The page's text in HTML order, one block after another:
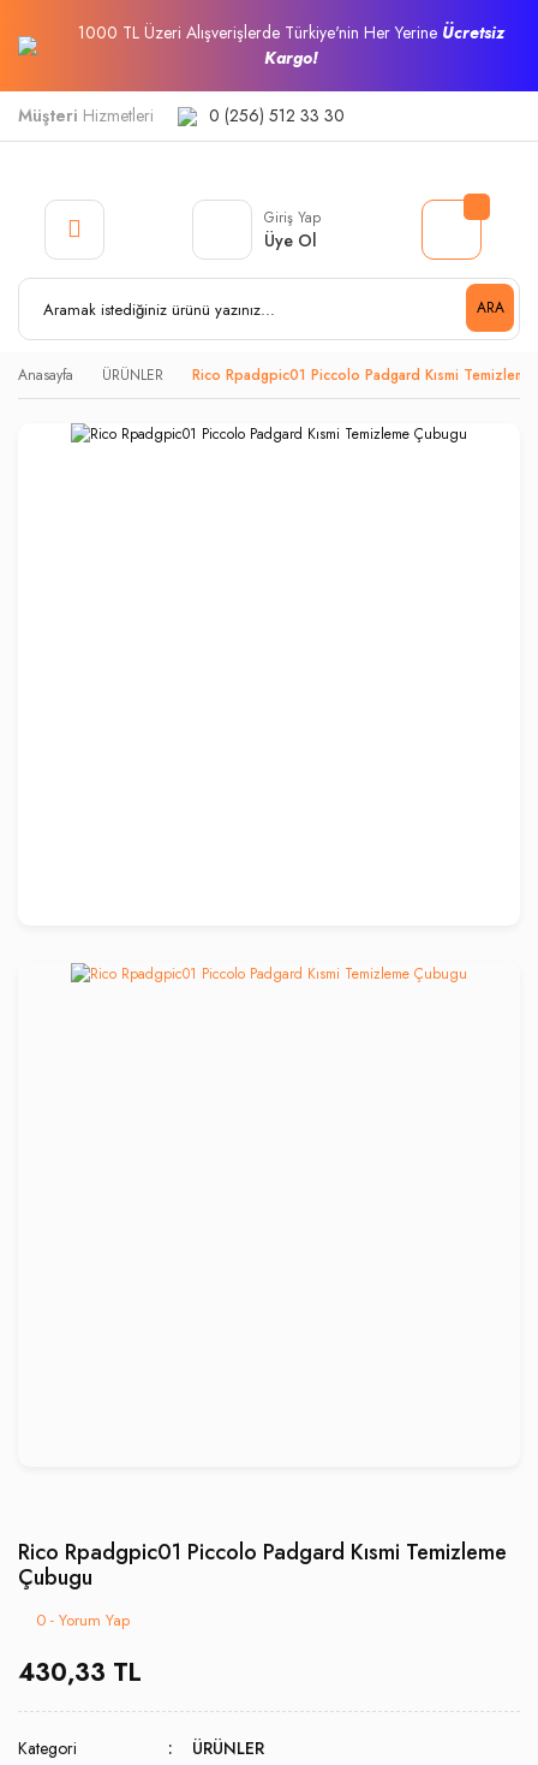
1000 TL Üzeri Alışverişlerde Türkiye'nin Her Yerine Ücretsiz
Kargo!
Müşteri Hizmetleri 0 (256) 512 33 30
ARA
Giriş Yap
Üye Ol
Anasayfa ÜRÜNLER Rico Rpadgpic01 Piccolo Padgard Kısmi
Rico Rpadgpic01 Piccolo Padgard Kısmi Temizleme
Çubugu
0 - Yorum Yap
430,33 TL
Kategori ÜRÜNLER